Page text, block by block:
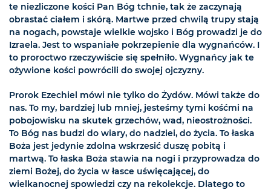
te niezliczone kości Pan Bóg tchnie, tak że zaczynają
obrastać ciałem i skórą. Martwe przed chwilą trupy stają
na nogach, powstaje wielkie wojsko i Bóg prowadzi je do
Izraela. Jest to wspaniałe pokrzepienie dla wygnańców. I
to proroctwo rzeczywiście się spełniło. Wygnańcy jak te
ożywione kości powrócili do swojej ojczyzny.
Prorok Ezechiel mówi nie tylko do Żydów. Mówi także do
nas. To my, bardziej lub mniej, jesteśmy tymi kośćmi na
pobojowisku na skutek grzechów, wad, nieostrożności.
To Bóg nas budzi do wiary, do nadziei, do życia. To łaska
Boża jest jedynie zdolna wskrzesić duszę pobitą i
martwą. To łaska Boża stawia na nogi i przyprowadza do
ziemi Bożej, do życia w łasce uświęcającej, do
wielkanocnej spowiedzi czy na rekolekcje. Dlatego to